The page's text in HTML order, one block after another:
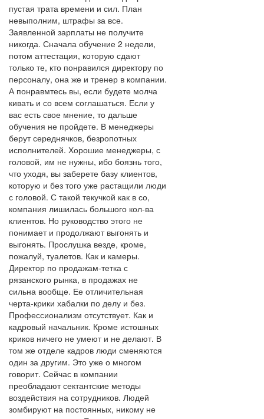
пустая трата времени и сил. План
невыполним, штрафы за все.
Заявленной зарплаты не получите
никогда. Сначала обучение 2 недели,
потом аттестация, которую сдают
только те, кто понравился директору по
персоналу, она же и тренер в компании.
А понравмтесь вы, если будете молча
кивать и со всем соглашаться. Если у
вас есть свое мнение, то дальше
обучения не пройдете. В менеджеры
берут середнячков, безропотных
исполнителей. Хорошие менеджеры, с
головой, им не нужны, ибо боязнь того,
что уходя, вы заберете базу клиентов,
которую и без того уже растащили люди
с головой. С такой текучкой как в со,
компания лишилась большого кол-ва
клиентов. Но руководство этого не
понимает и продолжают выгонять и
выгонять. Прослушка везде, кроме,
пожалуй, туалетов. Как и камеры.
Директор по продажам-тетка с
рязанского рынка, в продажах не
сильна вообще. Ее отличительная
черта-крики хабалки по делу и без.
Профессионализм отсутствует. Как и
кадровый начальник. Кроме истошных
криков ничего не умеют и не делают. В
том же отделе кадров люди сменяются
один за другим. Это уже о многом
говорит. Сейчас в компании
преобладают сектантские методы
воздействия на сотрудников. Людей
зомбируют на постоянных, никому не